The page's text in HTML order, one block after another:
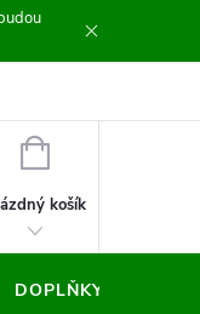
NÁKUPNÍ
košík
DOPLŇKY